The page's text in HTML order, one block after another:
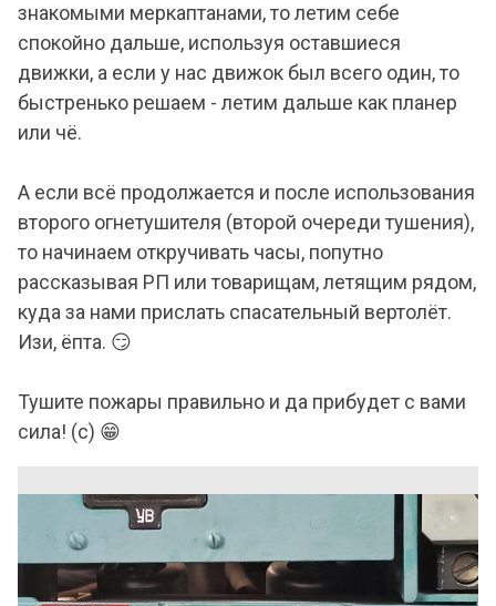
знакомыми меркаптанами, то летим себе
спокойно дальше, используя оставшиеся
движки, а если у нас движок был всего один, то
быстренько решаем - летим дальше как планер
или чё.
А если всё продолжается и после использования
второго огнетушителя (второй очереди тушения),
то начинаем откручивать часы, попутно
рассказывая РП или товарищам, летящим рядом,
куда за нами прислать спасательный вертолёт.
Изи, ёпта. 😏
Тушите пожары правильно и да прибудет с вами
сила! (с) 😁